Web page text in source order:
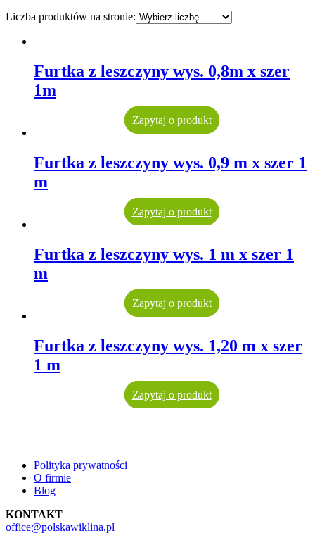
Liczba produktów na stronie:
Furtka z leszczyny wys. 0,8m x szer
1m
Zapytaj o produkt
Furtka z leszczyny wys. 0,9 m x szer 1
m
Zapytaj o produkt
Furtka z leszczyny wys. 1 m x szer 1
m
Zapytaj o produkt
Furtka z leszczyny wys. 1,20 m x szer
1 m
Zapytaj o produkt
Polityka prywatności
O firmie
Blog
KONTAKT
office@polskawiklina.pl